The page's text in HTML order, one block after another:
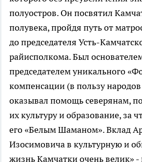
полуостров. Он посвятил
полувека, пройдя путь от
до председателя Усть-
райисполкома. Был
председателем уникального
компенсации (в пользу народов
оказывал помощь северянам,
их культуру и образование, за
его «Белым Шаманом». Вклад
Изосимовича в культурную и
жизнь Камчатки очень велик» -